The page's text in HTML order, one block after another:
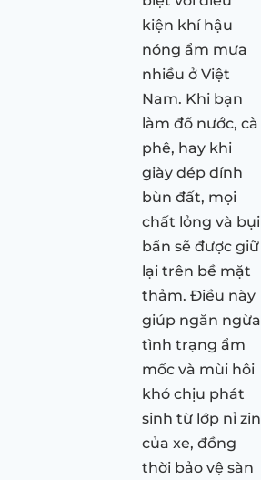
kiện khí hậu
nóng ẩm mưa
nhiều ở Việt
Nam. Khi bạn
làm đổ nước, cà
phê, hay khi
giày dép dính
bùn đất, mọi
chất lỏng và bụi
bẩn sẽ được giữ
lại trên bề mặt
thảm. Điều này
giúp ngăn ngừa
tình trạng ẩm
mốc và mùi hôi
khó chịu phát
sinh từ lớp nỉ zin
của xe, đồng
thời bảo vệ sàn